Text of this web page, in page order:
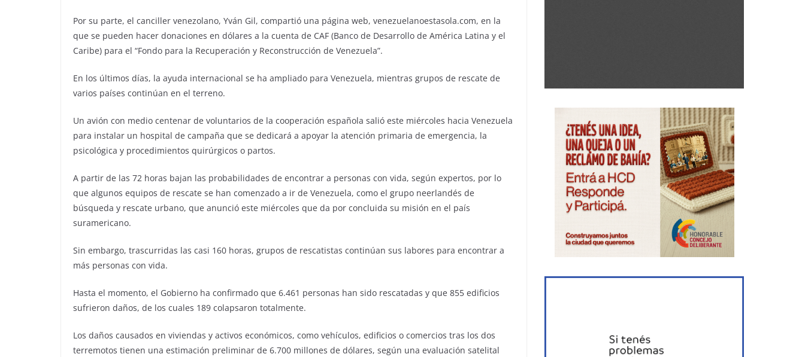
Por su parte, el canciller venezolano, Yván Gil, compartió una página web, venezuelanoestasola.com, en la
que se pueden hacer donaciones en dólares a la cuenta de CAF (Banco de Desarrollo de América Latina y el
Caribe) para el “Fondo para la Recuperación y Reconstrucción de Venezuela”.
En los últimos días, la ayuda internacional se ha ampliado para Venezuela, mientras grupos de rescate de
varios países continúan en el terreno.
Un avión con medio centenar de voluntarios de la cooperación española salió este miércoles hacia Venezuela
para instalar un hospital de campaña que se dedicará a apoyar la atención primaria de emergencia, la
psicológica y procedimientos quirúrgicos o partos.
A partir de las 72 horas bajan las probabilidades de encontrar a personas con vida, según expertos, por lo
que algunos equipos de rescate se han comenzado a ir de Venezuela, como el grupo neerlandés de
búsqueda y rescate urbano, que anunció este miércoles que da por concluida su misión en el país
suramericano.
Sin embargo, trascurridas las casi 160 horas, grupos de rescatistas continúan sus labores para encontrar a
más personas con vida.
Hasta el momento, el Gobierno ha confirmado que 6.461 personas han sido rescatadas y que 855 edificios
sufrieron daños, de los cuales 189 colapsaron totalmente.
Los daños causados en viviendas y activos económicos, como vehículos, edificios o comercios tras los dos
terremotos tienen una estimación preliminar de 6.700 millones de dólares, según una evaluación satelital